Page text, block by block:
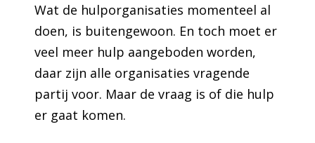
Wat de hulporganisaties momenteel al
doen, is buitengewoon. En toch moet er
veel meer hulp aangeboden worden,
daar zijn alle organisaties vragende
partij voor. Maar de vraag is of die hulp
er gaat komen.